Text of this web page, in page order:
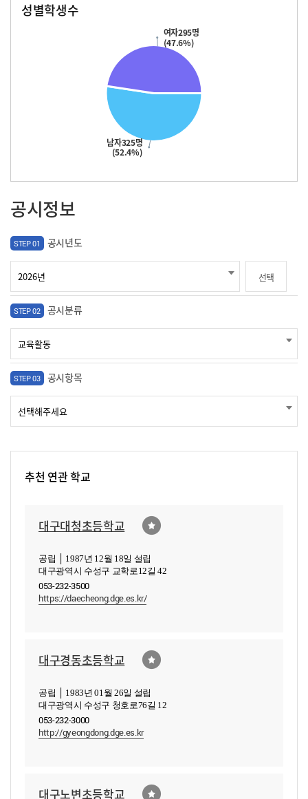
성별학생수
남자325명
(52.4%)
여자295명
(47.6%)
공시정보
STEP 01 공시년도
선택
STEP 02 공시분류
STEP 03 공시항목
추천 연관 학교
대구대청초등학교
공립 │ 1987년 12월 18일 설립
대구광역시 수성구 교학로12길 42
053-232-3500
https://daecheong.dge.es.kr/
대구경동초등학교
공립 │ 1983년 01월 26일 설립
대구광역시 수성구 청호로76길 12
053-232-3000
http://gyeongdong.dge.es.kr
대구노변초등학교